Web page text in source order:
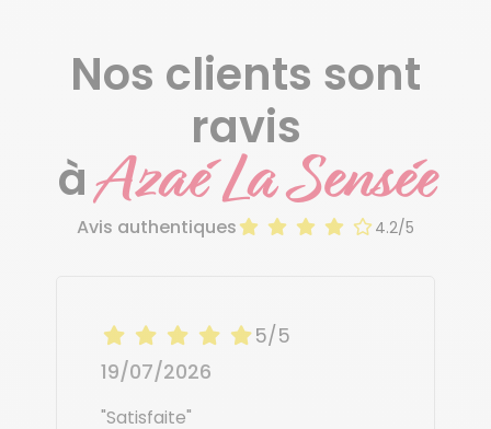
Nos clients sont
ravis
àAzaé La Sensée
Avis authentiques 4.2/5
5/5
19/07/2026
"Satisfaite"